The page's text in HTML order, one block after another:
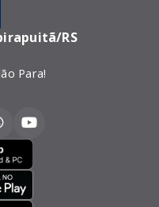
RS
Para!